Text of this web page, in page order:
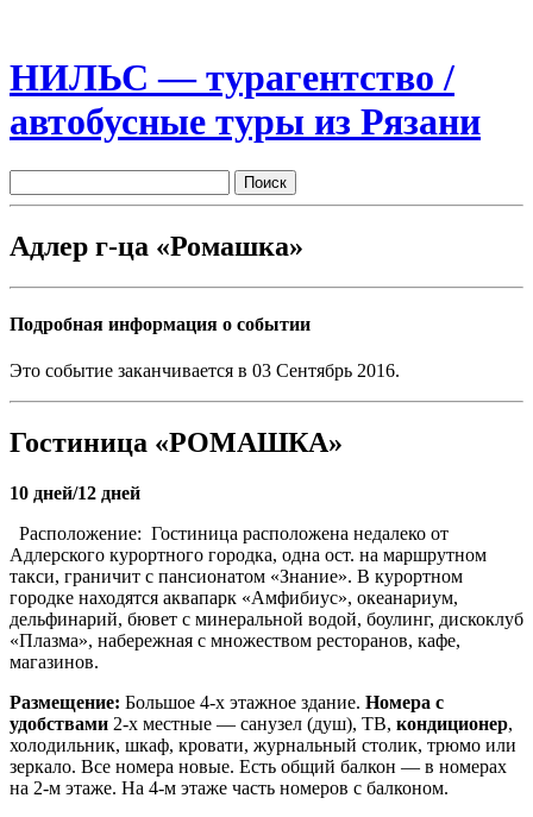
НИЛЬС — турагентство /
автобусные туры из Рязани
Адлер г-ца «Ромашка»
Подробная информация о событии
Это событие заканчивается в 03 Сентябрь 2016.
Гостиница «РОМАШКА»
10 дней/12 дней
Расположение: Гостиница расположена недалеко от
Адлерского курортного городка, одна ост. на маршрутном
такси, граничит с пансионатом «Знание». В курортном
городке находятся аквапарк «Амфибиус», океанариум,
дельфинарий, бювет с минеральной водой, боулинг, дискоклуб
«Плазма», набережная с множеством ресторанов, кафе,
магазинов.
Размещение: Большое 4-х этажное здание. Номера с
удобствами 2-х местные — санузел (душ), ТВ, кондиционер,
холодильник, шкаф, кровати, журнальный столик, трюмо или
зеркало. Все номера новые. Есть общий балкон — в номерах
на 2-м этаже. На 4-м этаже часть номеров с балконом.